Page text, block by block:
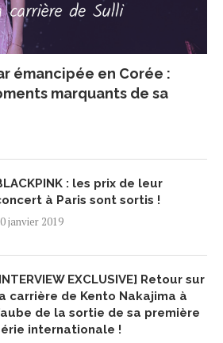
émancipée en Corée :
marquants de sa
: les prix de leur
à Paris sont sortis !
janvier 2019
EXCLUSIVE] Retour sur
carrière de Kento Nakajima à
de la sortie de sa première
internationale !